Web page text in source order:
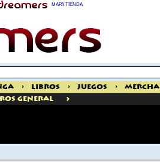
MAPA TIENDA
> Libros > Juegos > Mercha
General >